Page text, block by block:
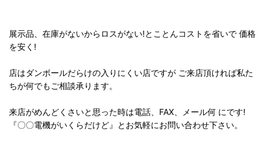
展示品、在庫がないからロスがない!とことんコストを省いで 価格
を安く!
店はダンボールだらけの入りにくい店ですが ご来店頂ければ私た
ちが何でもご相談承ります。
来店がめんどくさいと思った時は電話、FAX、メール何 にです!
『〇〇電機がいくらだけど』とお気軽にお問い合わせ下さい。